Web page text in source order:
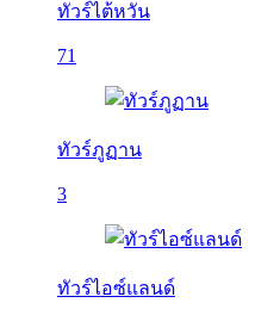
ทัวร์ไต้หวัน
71
ทัวร์ภูฏาน
3
ทัวร์ไอซ์แลนด์